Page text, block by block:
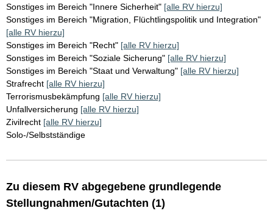
Sonstiges im Bereich "Innere Sicherheit" [alle RV hierzu]
Sonstiges im Bereich "Migration, Flüchtlingspolitik und Integration"
[alle RV hierzu]
Sonstiges im Bereich "Recht" [alle RV hierzu]
Sonstiges im Bereich "Soziale Sicherung" [alle RV hierzu]
Sonstiges im Bereich "Staat und Verwaltung" [alle RV hierzu]
Strafrecht [alle RV hierzu]
Terrorismusbekämpfung [alle RV hierzu]
Unfallversicherung [alle RV hierzu]
Zivilrecht [alle RV hierzu]
Solo-/Selbstständige
Zu diesem RV abgegebene grundlegende
Stellungnahmen/Gutachten (1)